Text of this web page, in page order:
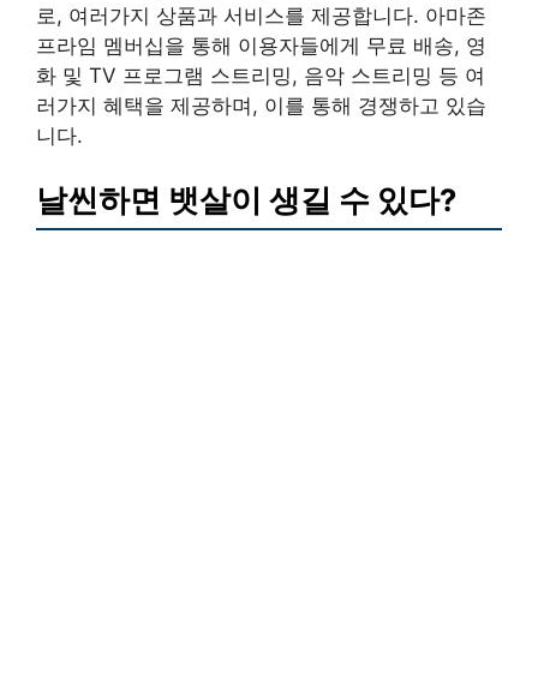
로, 여러가지 상품과 서비스를 제공합니다. 아마존
프라임 멤버십을 통해 이용자들에게 무료 배송, 영
화 및 TV 프로그램 스트리밍, 음악 스트리밍 등 여
러가지 혜택을 제공하며, 이를 통해 경쟁하고 있습
니다.
날씬하면 뱃살이 생길 수 있다?